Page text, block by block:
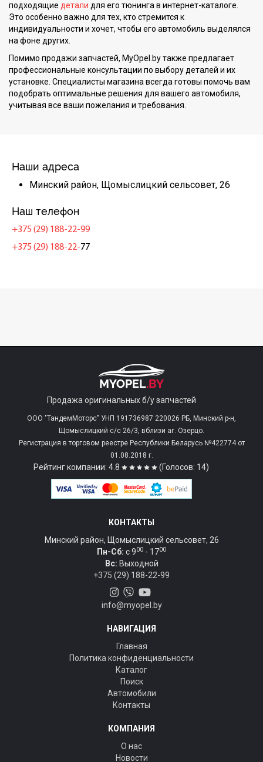
подходящие детали для его тюнинга в интернет-каталоге.
Это особенно важно для тех, кто стремится к
индивидуальности и хочет, чтобы его автомобиль выделялся
на фоне других.
Помимо продажи запчастей, MyOpel.by также предлагает
профессиональные консультации по выбору деталей и их
установке. Специалисты магазина всегда готовы помочь вам
подобрать оптимальные решения для вашего автомобиля,
учитывая все ваши пожелания и требования.
Наши адреса
Минский район, Щомыслицкий сельсовет, 26
Наш телефон
+375 (29) 188-22-99
+375 (29) 188-22-77
Продажа оригинальных б/у запчастей
ООО "ТандемМоторс" УНП 191736987 220026 РБ, Минский р-н,
Щомыслицкий с/c 26/3, вблизи аг. Озерцо.
Регистрация в торговом реестре Республики Беларусь №422774 от
01.08.2018 г.
Рейтинг компании: 4.8 (Голосов: 14)
КОНТАКТЫ
Минский район, Щомыслицкий сельсовет, 26
Пн-Сб: c 900 - 1700
Вс: Выходной
+375 (29) 188-22-99
info@myopel.by
НАВИГАЦИЯ
Главная
Политика конфиденциальности
Каталог
Поиск
Автомобили
Контакты
КОМПАНИЯ
О нас
Новости